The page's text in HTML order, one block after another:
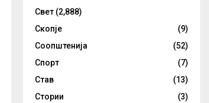
Свет (2,888)
Скопје
(9)
Соопштенија
(52)
Спорт
(7)
Став
(13)
Стории
(3)